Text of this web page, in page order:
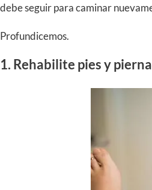
debe seguir para caminar
Profundicemos.
1. Rehabilite pies y